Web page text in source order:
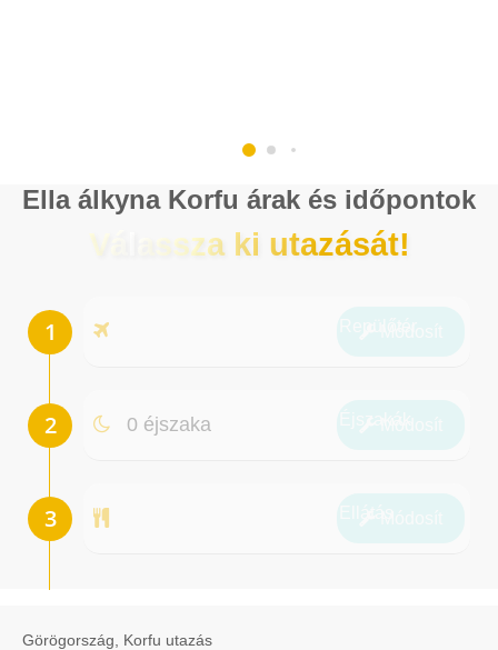
Ella álkyna Korfu árak és időpontok
Válassza ki utazását!
0 éjszaka
Görögország, Korfu utazás